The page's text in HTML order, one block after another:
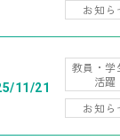
お知ら
11/21
教員・学
活躍
お知ら